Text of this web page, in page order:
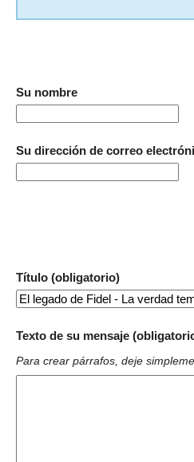
Su nombre
Su dirección de correo
Título (obligatorio)
Texto de su mensaje
Para crear párrafos, deje